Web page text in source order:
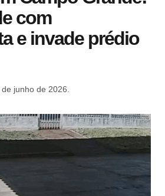
com
e invade prédio
de junho de 2026.